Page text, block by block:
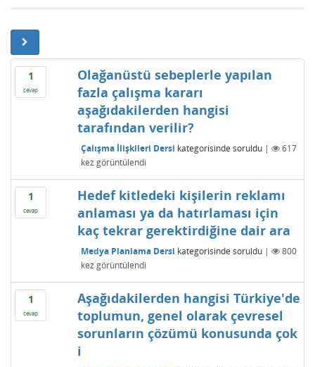
1
cevap
Olağanüstü sebeplerle yapılan
fazla çalışma kararı
aşağıdakilerden hangisi
tarafından verilir?
Çalışma İlişkileri Dersi kategorisinde soruldu |
617
kez görüntülendi
1
cevap
Hedef kitledeki kişilerin reklamı
anlaması ya da hatırlaması için
kaç tekrar gerektirdiğine dair ara
Medya Planlama Dersi kategorisinde soruldu |
800
kez görüntülendi
1
cevap
Aşağıdakilerden hangisi Türkiye'de
toplumun, genel olarak çevresel
sorunların çözümü konusunda çok
i